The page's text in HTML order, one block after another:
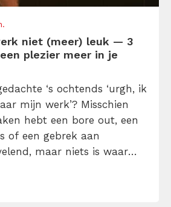
niet (meer) leuk — 3
plezier meer in je
‘s ochtends ‘urgh, ik
mijn werk’? Misschien
hebt een bore out, een
of een gebrek aan
maar niets is waar
werk, dankzij drie